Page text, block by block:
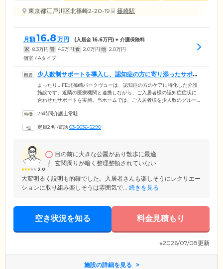
東京都江戸川区北篠崎2-20-19
篠崎駅
月額16.8 万円 (入居金16.6万円) + 介護保険料
家 8.3万円 管 4.5万円 食 2.0万円 他 2.0万円
個室 / Aタイプ
少人数制サポートを導入し、認知症の方に寄り添ったサポー
トを行います
まったりLIFE北篠崎パークヴューは、認知症の方のケアに特化した介護
施設です。近隣の医療機関と連携しながら、ご入居者様の認知症症状に
合わせたサポートを実施。当ホームでは、ご入居者様を少人数のグルー
ます。少人数だからこそお一人おひとりに寄り添ったサポートができ、
は、江戸川沿いの自然豊かな環境に位置しています。近くには都立篠崎
24時間介護士常駐
定員2名 /電話03-5636-5290
3.0
目の前に大きな公園があり散歩に最適
玄関周りが暗く整理整頓されていない
大変明るく説明も的確でした。入居者さんも楽しそうにレクリエー
ションに取り組み楽しそうは雰囲気で... 続きを見る
空き状況を知る 料金見積もり
※2026/07/08更新
施設の詳細を見る